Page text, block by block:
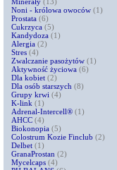
Noni - królowa owoców (1)
Prostata (6)
Cukrzyca (5)
Kandydoza (1)
Alergia (2)
Stres (4)
Zwalczanie pasożytów (1)
Aktywność życiowa (6)
Dla kobiet (2)
Dla osób starszych (8)
Grupy krwi (4)
K-link (1)
Adrenal-Intercell® (1)
AHCC (4)
Biokonopia (5)
Colostrum Kozie Finclub (2)
Delbet (1)
GranaProstan (2)
Mycelcaps (4)